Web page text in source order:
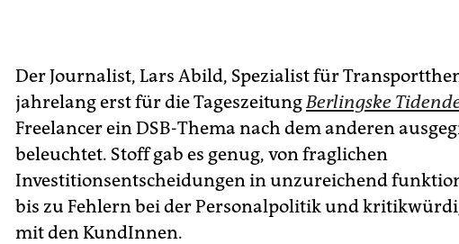
Der Journalist, Lars Abild, Spezialist für
jahrelang erst für die TageszeitungBerlingske
Freelancer ein DSB-Thema nach dem anderen
beleuchtet. Stoff gab es genug, von fraglichen
Investitionsentscheidungen in unzureichend
bis zu Fehlern bei der Personalpolitik und
mit den KundInnen.